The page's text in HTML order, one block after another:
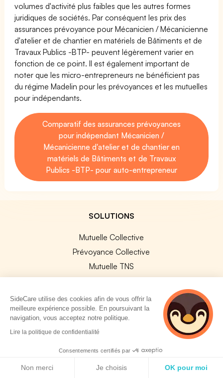
volumes d'activité plus faibles que les autres formes
juridiques de sociétés. Par conséquent les prix des
assurances prévoyance pour Mécanicien / Mécanicienne
d'atelier et de chantier en matériels de Bâtiments et de
Travaux Publics -BTP- peuvent légèrement varier en
fonction de ce point. Il est également important de
noter que les micro-entrepreneurs ne bénéficient pas
du régime Madelin pour les prévoyances et les mutuelles
pour indépendants.
Comparatif des assurances prévoyances
pour indépendant Mécanicien /
Mécanicienne d'atelier et de chantier en
matériels de Bâtiments et de Travaux
Publics -BTP- pour auto-entrepreneur
SOLUTIONS
Mutuelle Collective
Prévoyance Collective
Mutuelle TNS
Prévoyance TNS
Assurances Professionnelles
SideCard
SideStore
SERVICES ENTREPRISE
Explorer nos offres
SideCare utilise des cookies afin de vous offrir la
meilleure expérience possible. En poursuivant la
navigation, vous acceptez notre politique.
Lire la politique de confidentialité
Consentements certifiés par
Non merci Je choisis OK pour moi
2 personnes
consultent
actuellement cette